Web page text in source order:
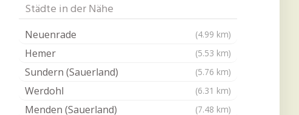
Städte in der Nähe
Neuenrade (4.99 km)
Hemer (5.53 km)
Sundern (Sauerland) (5.76 km)
Werdohl (6.31 km)
Menden (Sauerland) (7.48 km)